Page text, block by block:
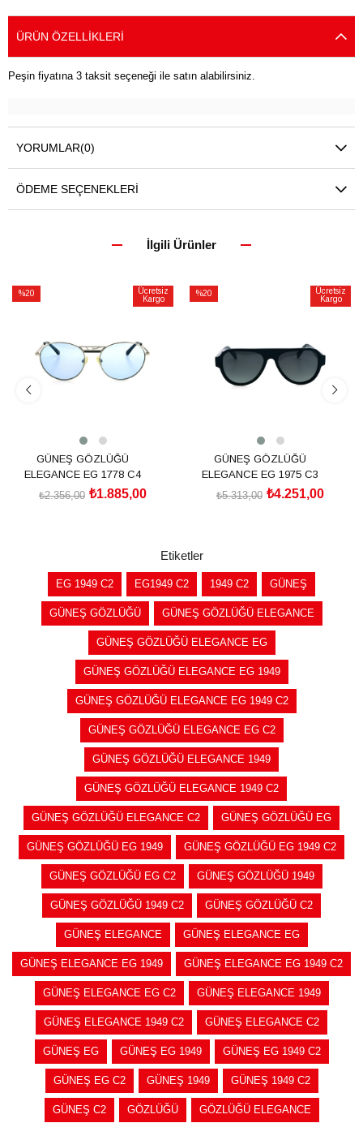
ÜRÜN ÖZELLIKLERI
Peşin fiyatına 3 taksit seçeneği ile satın alabilirsiniz.
YORUMLAR(0)
ÖDEME SEÇENEKLERI
İlgili Ürünler
%20
Ücretsiz
Kargo
GÜNEŞ GÖZLÜĞÜ
ELEGANCE EG 1778 C4
₺1.885,00
₺2.356,00
%20
Ücretsiz
Kargo
GÜNEŞ GÖZLÜĞÜ
ELEGANCE EG 1975 C3
₺4.251,00
₺5.313,00
Etiketler
EG 1949 C2 EG1949 C2 1949 C2 GÜNEŞ
GÜNEŞ GÖZLÜĞÜ GÜNEŞ GÖZLÜĞÜ ELEGANCE
GÜNEŞ GÖZLÜĞÜ ELEGANCE EG
GÜNEŞ GÖZLÜĞÜ ELEGANCE EG 1949
GÜNEŞ GÖZLÜĞÜ ELEGANCE EG 1949 C2
GÜNEŞ GÖZLÜĞÜ ELEGANCE EG C2
GÜNEŞ GÖZLÜĞÜ ELEGANCE 1949
GÜNEŞ GÖZLÜĞÜ ELEGANCE 1949 C2
GÜNEŞ GÖZLÜĞÜ ELEGANCE C2 GÜNEŞ GÖZLÜĞÜ EG
GÜNEŞ GÖZLÜĞÜ EG 1949 GÜNEŞ GÖZLÜĞÜ EG 1949 C2
GÜNEŞ GÖZLÜĞÜ EG C2 GÜNEŞ GÖZLÜĞÜ 1949
GÜNEŞ GÖZLÜĞÜ 1949 C2 GÜNEŞ GÖZLÜĞÜ C2
GÜNEŞ ELEGANCE GÜNEŞ ELEGANCE EG
GÜNEŞ ELEGANCE EG 1949 GÜNEŞ ELEGANCE EG 1949 C2
GÜNEŞ ELEGANCE EG C2 GÜNEŞ ELEGANCE 1949
GÜNEŞ ELEGANCE 1949 C2 GÜNEŞ ELEGANCE C2
GÜNEŞ EG GÜNEŞ EG 1949 GÜNEŞ EG 1949 C2
GÜNEŞ EG C2 GÜNEŞ 1949 GÜNEŞ 1949 C2
GÜNEŞ C2 GÖZLÜĞÜ GÖZLÜĞÜ ELEGANCE